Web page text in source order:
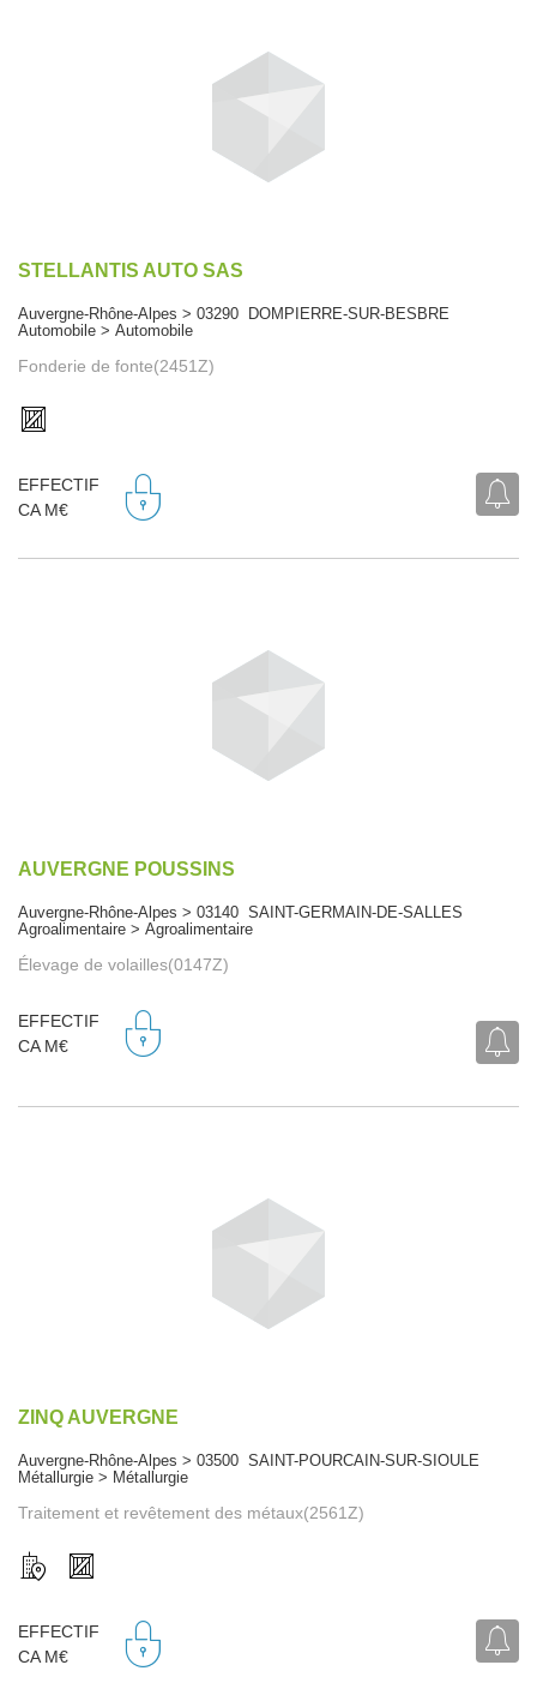
STELLANTIS AUTO SAS
Auvergne-Rhône-Alpes > 03290 DOMPIERRE-SUR-BESBRE
Automobile > Automobile
Fonderie de fonte(2451Z)
EFFECTIF
CA M€
AUVERGNE POUSSINS
Auvergne-Rhône-Alpes > 03140 SAINT-GERMAIN-DE-SALLES
Agroalimentaire > Agroalimentaire
Élevage de volailles(0147Z)
EFFECTIF
CA M€
ZINQ AUVERGNE
Auvergne-Rhône-Alpes > 03500 SAINT-POURCAIN-SUR-SIOULE
Métallurgie > Métallurgie
Traitement et revêtement des métaux(2561Z)
EFFECTIF
CA M€